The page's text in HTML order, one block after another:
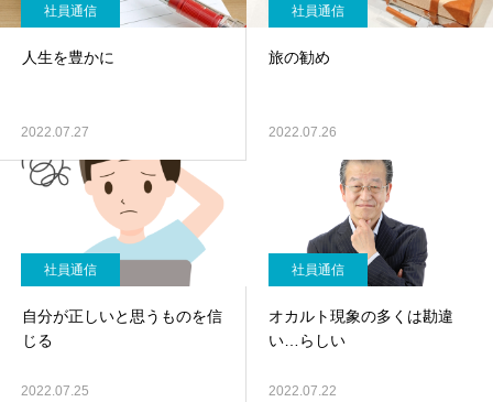
社員通信
人生を豊かに
2022.07.27
社員通信
旅の勧め
2022.07.26
社員通信
自分が正しいと思うものを信
じる
2022.07.25
社員通信
オカルト現象の多くは勘違
い…らしい
2022.07.22